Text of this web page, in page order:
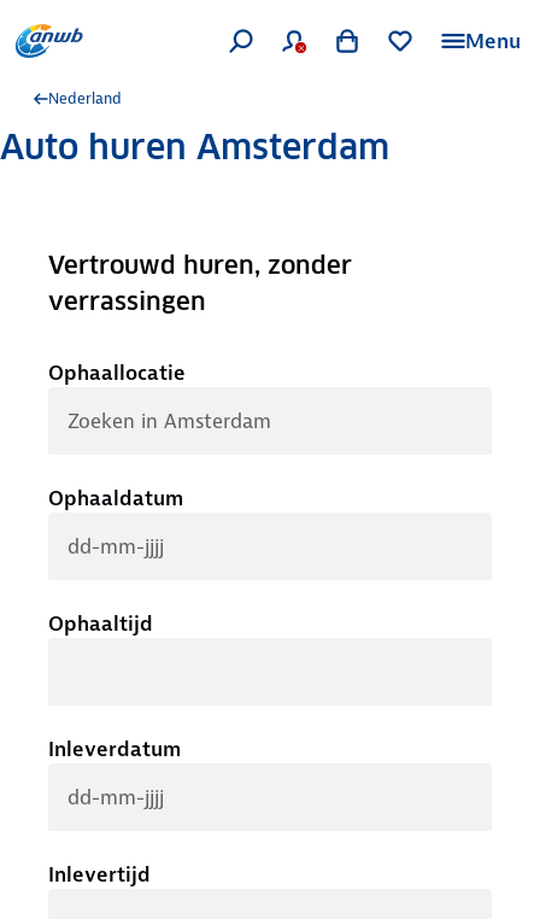
Menu
Nederland
Auto huren Amsterdam
Vertrouwd huren, zonder
verrassingen
Ophaallocatie
Ophaaldatum
Ophaaltijd
Inleverdatum
Inlevertijd